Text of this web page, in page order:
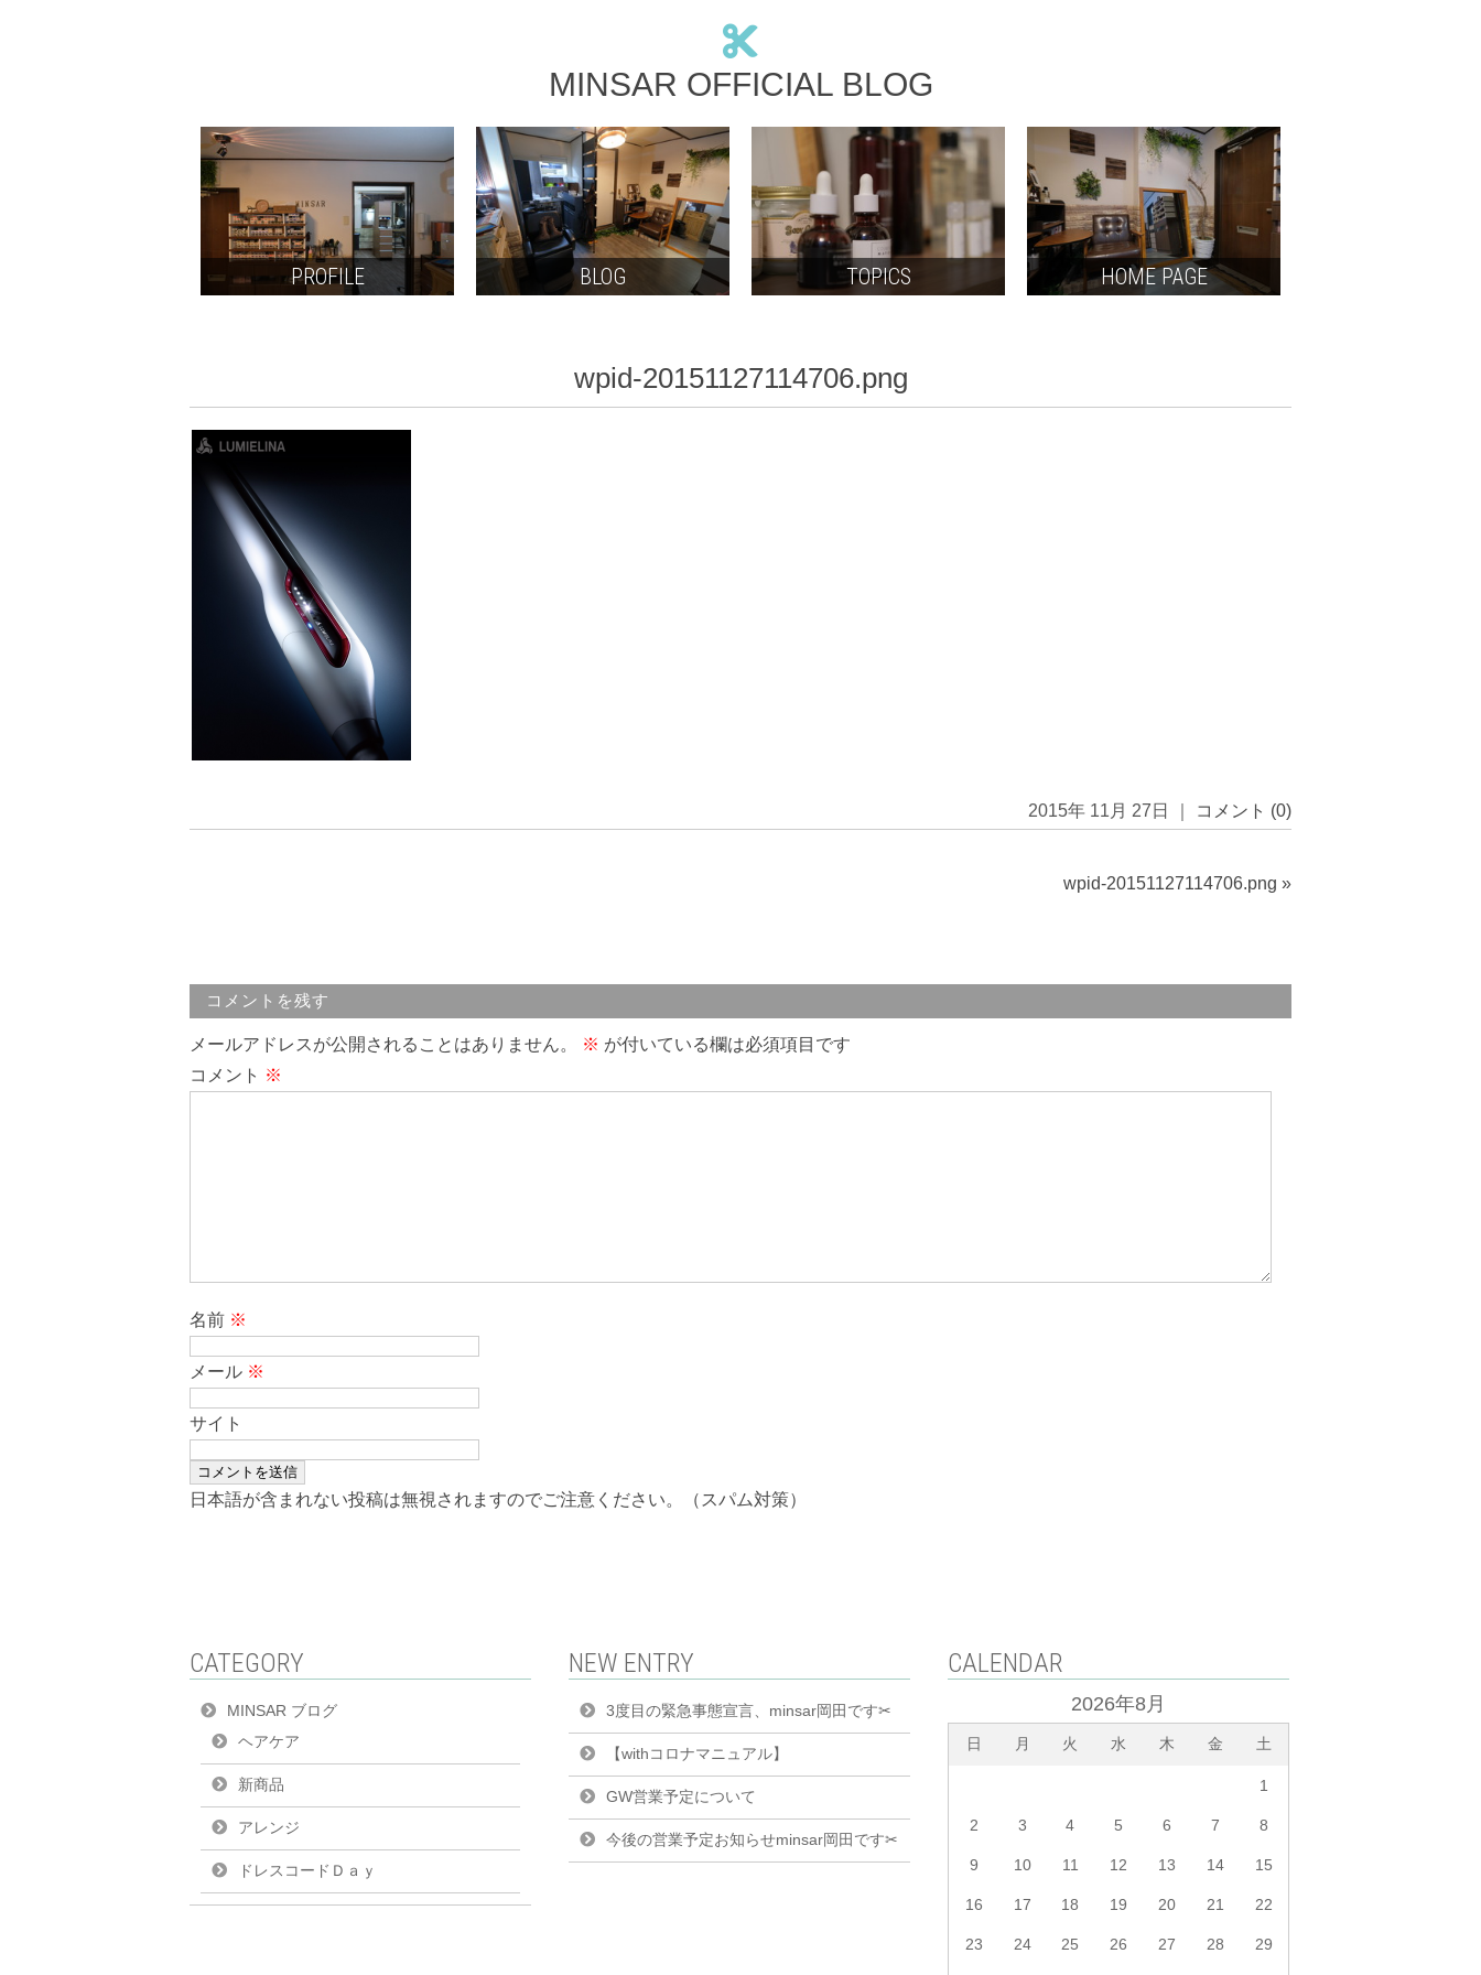
MINSAR OFFICIAL BLOG
PROFILE BLOG TOPICS HOME PAGE
wpid-20151127114706.png
2015年 11月 27日 ｜ コメント (0)
wpid-20151127114706.png »
コメントを残す
メールアドレスが公開されることはありません。 ※ が付いている欄は必須項目です
コメント ※
名前 ※
メール ※
サイト
日本語が含まれない投稿は無視されますのでご注意ください。（スパム対策）
CATEGORY
MINSAR ブログ
ヘアケア
新商品
アレンジ
ドレスコードＤａｙ
NEW ENTRY
3度目の緊急事態宣言、minsar岡田です✂︎
【withコロナマニュアル】
GW営業予定について
今後の営業予定お知らせminsar岡田です✂︎
CALENDAR
2026年8月
日 月 火 水 木 金 土
1
2 3 4 5 6 7 8
9 10 11 12 13 14 15
16 17 18 19 20 21 22
23 24 25 26 27 28 29